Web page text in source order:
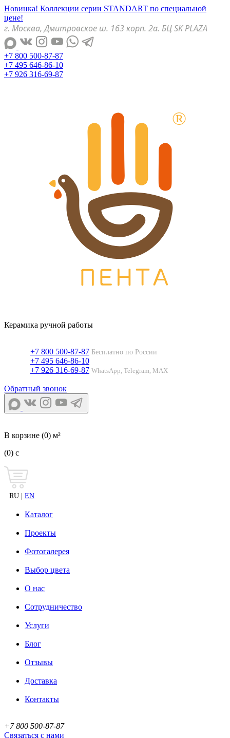
Новинка! Коллекции серии STANDART по специальной
цене!
г. Москва, Дмитровское ш. 163 корп. 2а. БЦ SK PLAZA
+7 800 500-87-87
+7 495 646-86-10
+7 926 316-69-87
Керамика ручной работы
+7 800 500-87-87 Бесплатно по России
+7 495 646-86-10
+7 926 316-69-87 WhatsApp, Telegram, MAX
Обратный звонок
В корзине (0) м²
(0) c
RU | EN
Каталог
Проекты
Фотогалерея
Выбор цвета
О нас
Сотрудничество
Услуги
Блог
Отзывы
Доставка
Контакты
+7 800 500-87-87
Связаться с нами